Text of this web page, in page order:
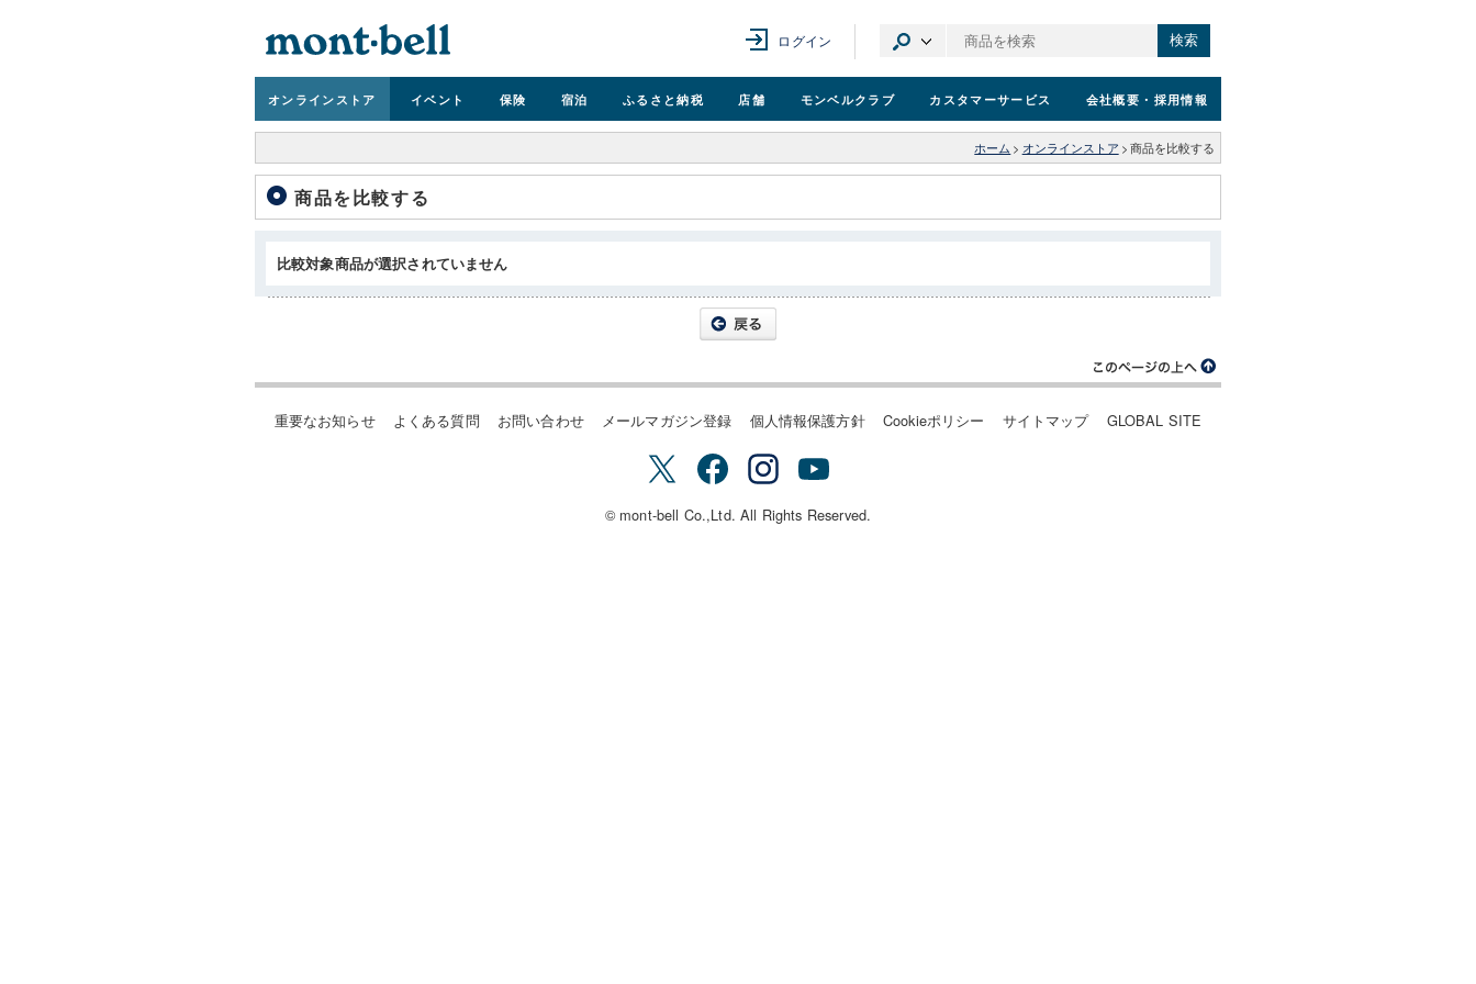
ログイン 検索
オンラインストア イベント 保険 宿泊 ふるさと納税 店舗 モンベルクラブ カスタマーサービス 会社概要 ・採用情報
ホーム > オンラインストア > 商品を比較する
商品を比較する
比較対象商品が選択されていません
重要なお知らせ よくある質問 お問い合わせ メールマガジン登録 個人情報保護方針 Cookieポリシー サイトマップ GLOBAL SITE
© mont-bell Co.,Ltd. All Rights Reserved.